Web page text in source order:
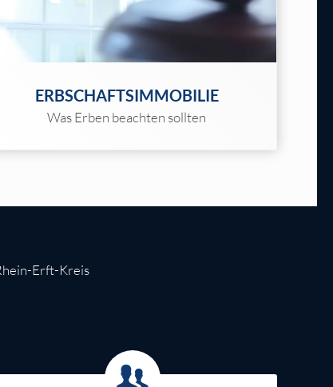
ERBSCHAFTSIMMOBILIE
Was Erben beachten sollten
Erft-Kreis